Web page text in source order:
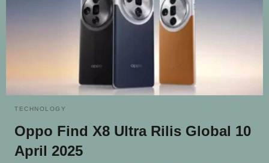
TECHNOLOGY
Oppo Find X8 Ultra Rilis Global 10
April 2025